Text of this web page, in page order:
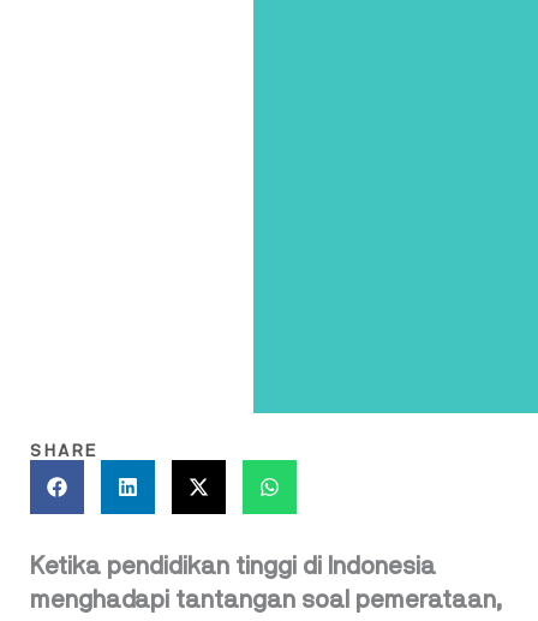
SHARE
Ketika pendidikan tinggi di Indonesia
menghadapi tantangan soal pemerataan,